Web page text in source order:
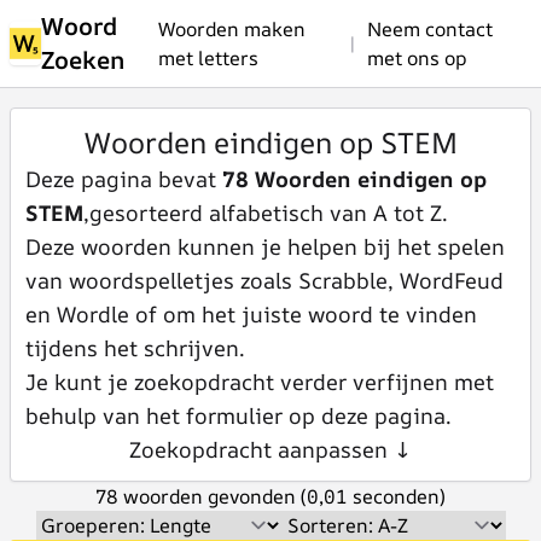
Woord
Zoeken
Woorden maken
met letters
|
Neem contact
met ons op
Woorden eindigen op STEM
Deze pagina bevat 78 Woorden eindigen op
STEM,gesorteerd alfabetisch van A tot Z.
Deze woorden kunnen je helpen bij het spelen
van woordspelletjes zoals Scrabble, WordFeud
en Wordle of om het juiste woord te vinden
tijdens het schrijven.
Je kunt je zoekopdracht verder verfijnen met
behulp van het formulier op deze pagina.
Zoekopdracht aanpassen ↓
78 woorden gevonden (0,01 seconden)